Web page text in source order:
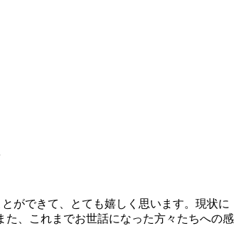
ができて、とても嬉しく思います。現状に
、これまでお世話になった方々たちへの感